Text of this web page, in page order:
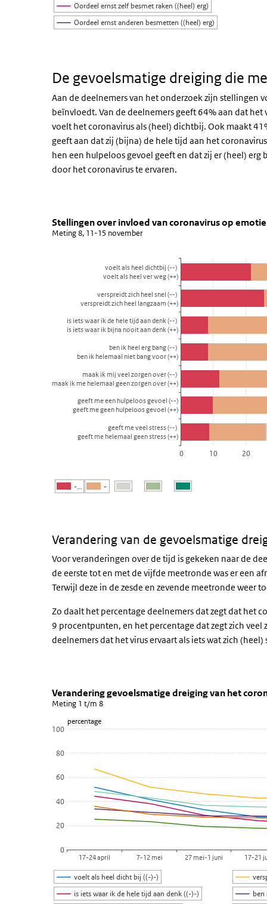
Oordeel ernst zelf besmet raken ((heel) erg)
Oordeel ernst anderen besmetten ((heel) erg)
De gevoelsmatige dreiging die
Aan de deelnemers van het onderzoek zijn stellingen
beïnvloedt. Van de deelnemers geeft 64% aan dat
voelt het coronavirus als (heel) dichtbij. Ook maakt
geeft aan dat zij (bijna) de hele tijd aan het
hen een hulpeloos gevoel geeft en dat zij er (heel) erg
door het coronavirus te ervaren.
Gevoel bij corona
Sla de grafiek 'Stellingen over invloed van coronavirus
Stellingen over invloed van
Bekijk als data tabel.
De grafiek heeft 1 X-as die categories weergeeft.
De grafiek heeft 1 Y-as die percentage weergeeft.
Stellingen over invloed van coronavirus op emotie
Meting 8, 11-15 november
-… -
0 10 20
voelt als heel dichtbij (--)
voelt als heel ver weg (++)
verspreidt zich heel snel (--)
verspreidt zich heel langzaam (++)
is iets waar ik de hele tijd aan denk (--)
is iets waar ik bijna nooit aan denk (++)
ben ik heel erg bang (--)
ben ik helemaal niet bang voor (++)
maak ik mij veel zorgen over (--)
maak ik me helemaal geen zorgen over (++)
geeft me een hulpeloos gevoel (--)
geeft me geen hulpeloos gevoel (++)
geeft me veel stress (--)
geeft me helemaal geen stress (++)
Verandering van de gevoelsmatige
Voor veranderingen over de tijd is gekeken naar de
de eerste tot en met de vijfde meetronde was er een
Terwijl deze in de zesde en zevende meetronde weer
Zo daalt het percentage deelnemers dat zegt dat het
9 procentpunten, en het percentage dat zegt zich
deelnemers dat het virus ervaart als iets wat zich
Verandering stellingen over
Sla de grafiek 'Verandering gevoelsmatige dreiging
Verandering gevoelsmatige
Meting 1 t/m 8
De grafiek heeft 1 X-as die categories weergeeft.
De grafiek heeft 1 Y-as die percentage weergeeft.
percentage
Verandering gevoelsmatige dreiging van het
Meting 1 t/m 8
voelt als heel dicht bij ((-)-)
is iets waar ik de hele tijd aan denk ((-)-)
ben
0
20
40
60
80
100
17-24 april 7-12 mei 27 mei-1 juni 17-21